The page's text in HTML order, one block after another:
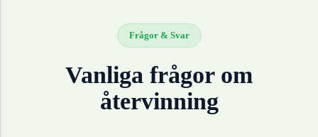
Frågor & Svar
Vanliga frågor om
återvinning